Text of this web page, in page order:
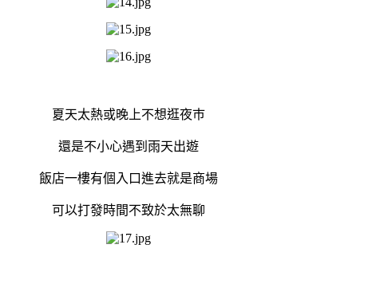
夏天太熱或晚上不想逛夜巿
還是不小心遇到雨天出遊
飯店一樓有個入口進去就是商場
可以打發時間不致於太無聊